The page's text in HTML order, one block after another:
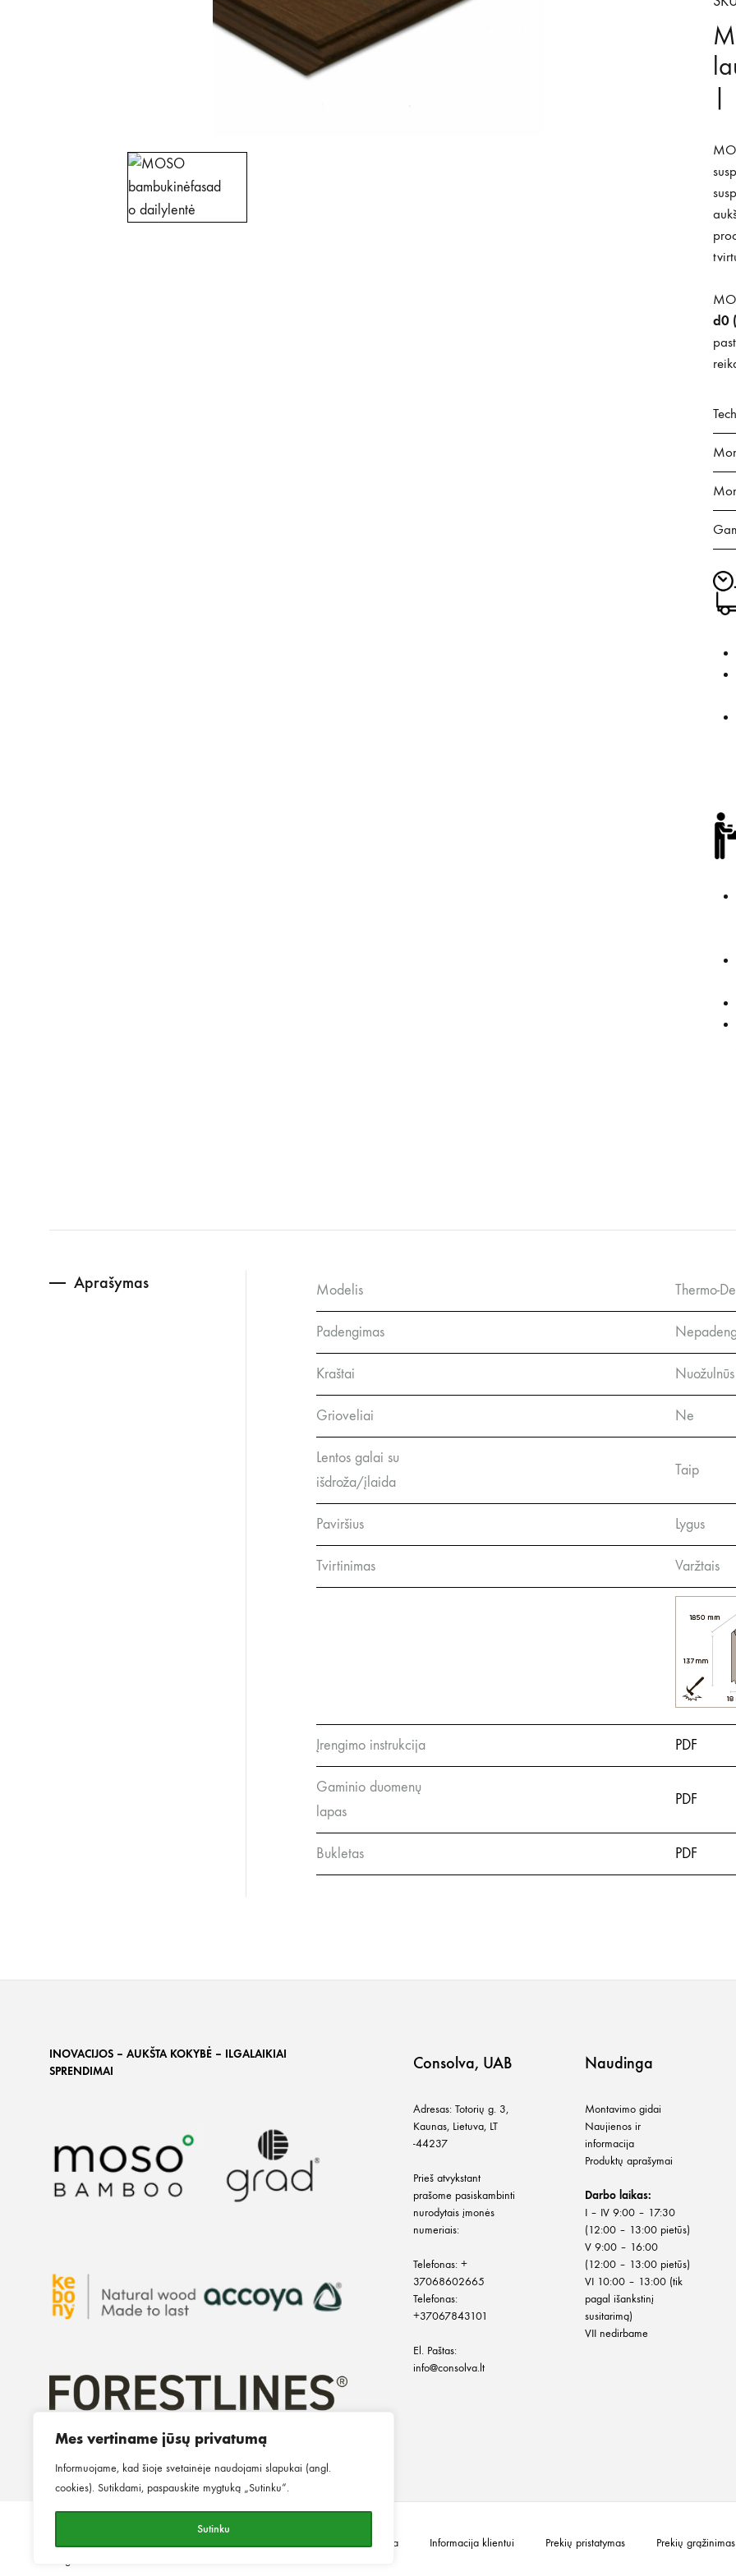
Mes vertiname jūsų privatumą
Informuojame, kad šioje svetainėje naudojami slapukai (angl.
cookies). Sutikdami, paspauskite mygtuką „Sutinku“.
Sutinku
|
d0
Aprašymas Modelis Thermo-
Padengimas
Kraštai Nuožulnūs
Grioveliai Ne
Lentos galai su
išdroža/įlaida
Taip
Paviršius Lygus
Tvirtinimas Varžtais
Įrengimo instrukcija PDF
Gaminio duomenų
lapas
PDF
Bukletas PDF
INOVACIJOS – AUKŠTA KOKYBĖ – ILGALAIKIAI
SPRENDIMAI
Consolva, UAB
Adresas: Totorių g. 3,
Kaunas, Lietuva, LT
-44237
Prieš atvykstant
prašome pasiskambinti
nurodytais įmonės
numeriais:
Telefonas: +
37068602665
Telefonas:
+37067843101
El. Paštas:
info@consolva.lt
Naudinga
Montavimo gidai
Naujienos ir
informacija
Produktų aprašymai
Darbo laikas:
I – IV 9:00 – 17:30
(12:00 – 13:00 pietūs)
V 9:00 – 16:00
(12:00 – 13:00 pietūs)
VI 10:00 – 13:00 (tik
pagal išankstinį
susitarimą)
VII nedirbame
©2026MINGO.Visos teisės
Privatumo politika Slapukų politika Informacija klientui Prekių pristatymas Prekių